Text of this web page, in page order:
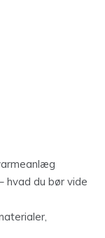
hvad du bør vide